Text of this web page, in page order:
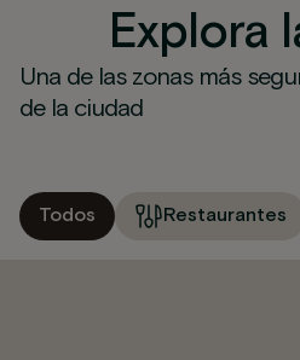
Explora
Una de las zonas más
de la ciudad
Todos Restaurantes